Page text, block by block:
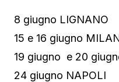
8 giugno LIGNANO
15 e 16 giugno
19 giugno e 20
24 giugno NAPOLI